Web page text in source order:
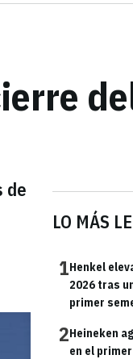
de
LO MÁS
1Henkel
2026 tras
primer
2Heineken
en el